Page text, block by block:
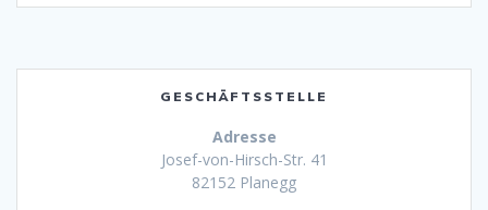
GESCHÄFTSSTELLE
Adresse
Josef-von-Hirsch-Str. 41
82152 Planegg